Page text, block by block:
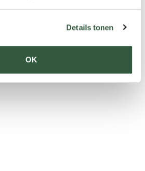
Details tonen
OK